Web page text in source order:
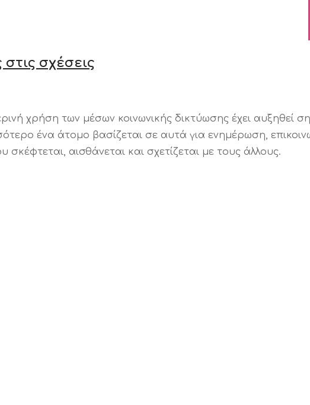
σχέσεις
χρήση των μέσων κοινωνικής δικτύωσης έχει αυξηθεί
ένα άτομο βασίζεται σε αυτά για ενημέρωση,
αισθάνεται και σχετίζεται με τους άλλους.